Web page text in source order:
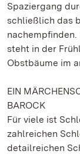
Spaziergang
schließlich das
steht in der
Obstbäume im
EIN
BAROCK
Für viele ist
zahlreichen
detailreichen